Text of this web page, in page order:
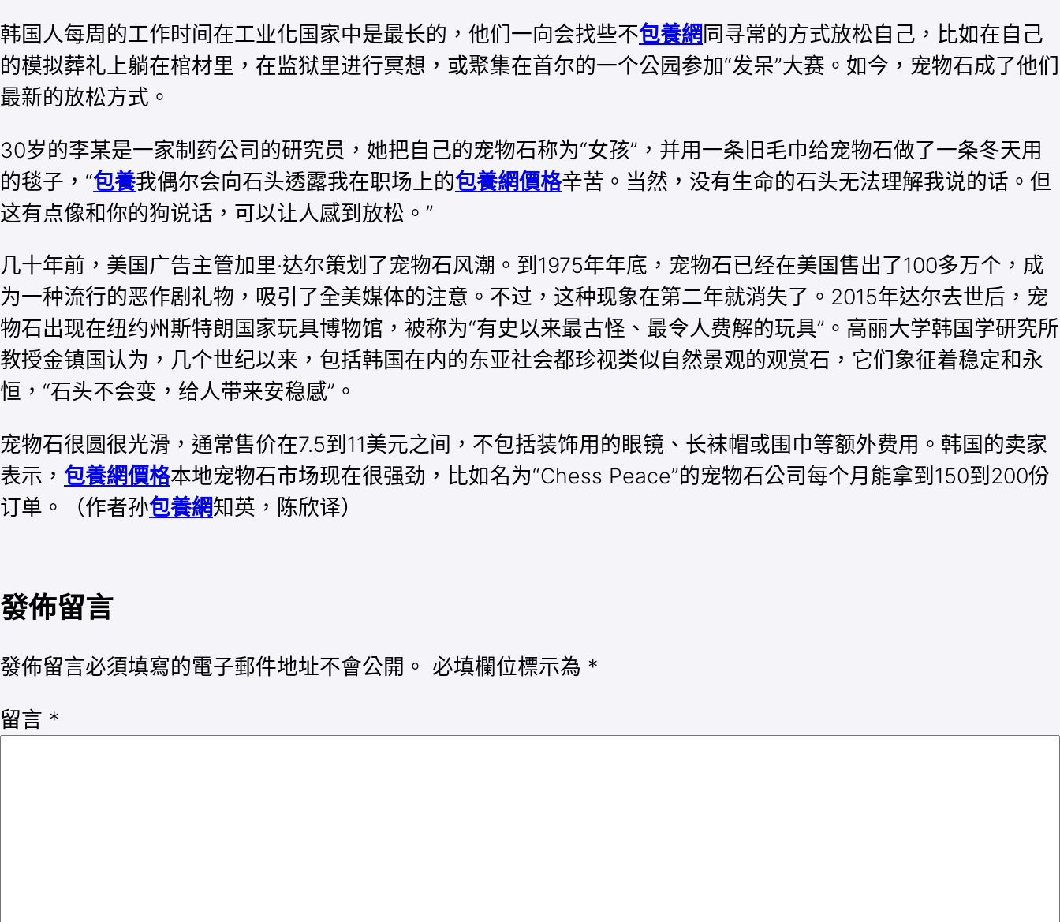
韩国人每周的工作时间在工业化国家中是最长的，他们一向会找些不包養網同寻常的方式放松自己，比如在自己
的模拟葬礼上躺在棺材里，在监狱里进行冥想，或聚集在首尔的一个公园参加“发呆”大赛。如今，宠物石成了他们
最新的放松方式。
30岁的李某是一家制药公司的研究员，她把自己的宠物石称为“女孩”，并用一条旧毛巾给宠物石做了一条冬天用
的毯子，“包養我偶尔会向石头透露我在职场上的包養網價格辛苦。当然，没有生命的石头无法理解我说的话。但
这有点像和你的狗说话，可以让人感到放松。”
几十年前，美国广告主管加里·达尔策划了宠物石风潮。到1975年年底，宠物石已经在美国售出了100多万个，成
为一种流行的恶作剧礼物，吸引了全美媒体的注意。不过，这种现象在第二年就消失了。2015年达尔去世后，宠
物石出现在纽约州斯特朗国家玩具博物馆，被称为“有史以来最古怪、最令人费解的玩具”。高丽大学韩国学研究所
教授金镇国认为，几个世纪以来，包括韩国在内的东亚社会都珍视类似自然景观的观赏石，它们象征着稳定和永
恒，“石头不会变，给人带来安稳感”。
宠物石很圆很光滑，通常售价在7.5到11美元之间，不包括装饰用的眼镜、长袜帽或围巾等额外费用。韩国的卖家
表示， 包養網價格本地宠物石市场现在很强劲，比如名为“Chess Peace”的宠物石公司每个月能拿到150到200份
订单。（作者孙包養網知英，陈欣译）
發佈留言
發佈留言必須填寫的電子郵件地址不會公開。 必填欄位標示為 *
留言 *